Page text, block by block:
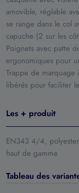
amovible, réglable
se range dans le col
capuche (2 sur les
Poignets avec patte
ergonomiques pour
Trappe de marquage
libérés pour faciliter
Les + produit
EN343 4/4,
haut de gamme
Tableau des